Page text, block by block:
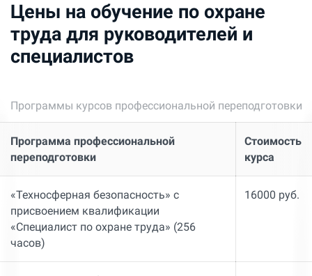
Цены на обучение по охране
труда для руководителей и
специалистов
Программы курсов профессиональной переподготовки
Программа профессиональной
переподготовки
Стоимость
курса
«Техносферная безопасность» с
присвоением квалификации
«Специалист по охране труда» (256
часов)
16000 руб.